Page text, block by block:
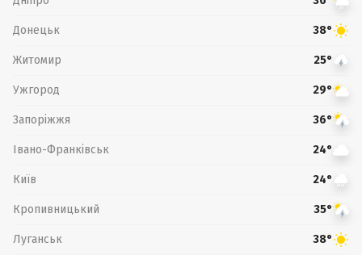
Донецьк 38°
Житомир 25°
Ужгород 29°
Запоріжжя 36°
Івано-Франківськ 24°
Київ 24°
Кропивницький 35°
Луганськ 38°